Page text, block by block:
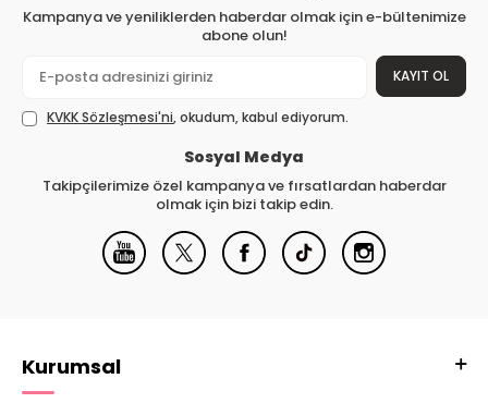
Kampanya ve yeniliklerden haberdar olmak için e-bültenimize
abone olun!
KAYIT OL
KVKK Sözleşmesi'ni, okudum, kabul ediyorum.
Sosyal Medya
Takipçilerimize özel kampanya ve fırsatlardan haberdar
olmak için bizi takip edin.
Kurumsal